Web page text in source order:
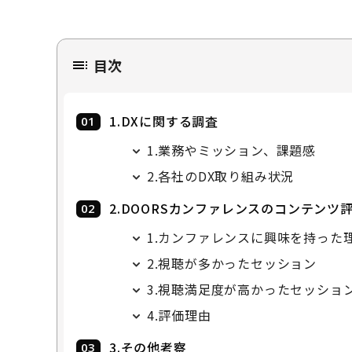
目次
1.DXに関する調査
1.業務やミッション、課題感
2.各社のDX取り組み状況
2.DOORSカンファレンスのコンテンツ
1.カンファレンスに興味を持った
2.視聴が多かったセッション
3.視聴満足度が高かったセッショ
4.評価理由
3.その他考察